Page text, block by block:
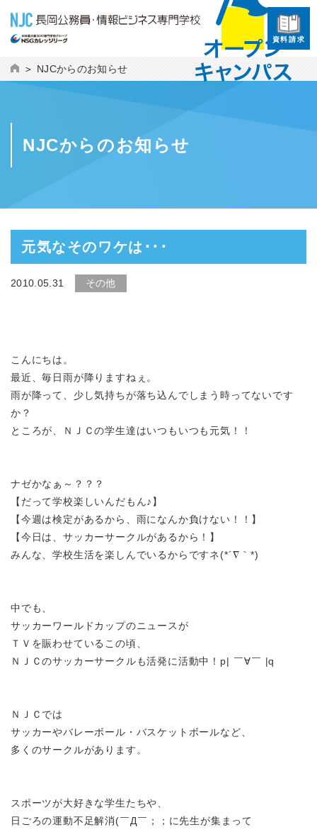
資料請求
NJCからのお知らせ
NJCからのお知らせ
元気なそのワケは･･･
2010.05.31 その他
こんにちは。
最近、毎日雨が降りますねぇ。
雨が降って、少し気持ちが落ち込んでしまう時ってないです
か？
ところが、ＮＪＣの学生達はいつもいつも元気！！
ナゼかなぁ～？？？
【だって学校楽しいんだもん♪】
【今週は検定があるから、雨になんか負けない！！】
【今日は、サッカーサークルがあるから！】
みんな、学校生活を楽しんでいるからですネ(*´∇｀*)
中でも、
サッカーワールドカップのニュースが
ＴＶを賑わせているこの頃、
ＮＪＣのサッカーサークルも活発に活動中！ p| ￣∀￣ |q
ＮＪＣでは
サッカーやバレーボール・バスケットボールなど、
多くのサークルがあります。
スポーツが大好きな学生たちや、
日ごろの運動不足解消(￣Д￣；； に先生が集まって